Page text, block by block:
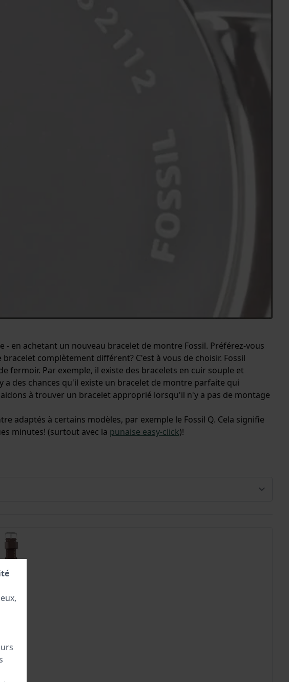
en achetant un nouveau bracelet de montre Fossil. Préférez-vous
complètement différent? C'est à vous de choisir. Fossil
fermoir. Par exemple, il existe des bracelets en cuir souple et
des chances qu'il existe un bracelet de montre parfaite qui
à trouver un bracelet approprié lorsqu'il n'y a pas de montage
adaptés à certains modèles, par exemple le Fossil Q. Cela signifie
minutes! (surtout avec la punaise easy-click)!